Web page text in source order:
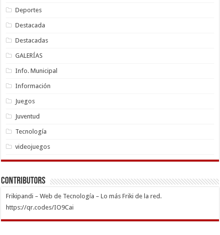
Deportes
Destacada
Destacadas
GALERÍAS
Info. Municipal
Información
Juegos
Juventud
Tecnología
videojuegos
Contributors
Frikipandi – Web de Tecnología – Lo más Friki de la red.
https://qr.codes/IO9Cai